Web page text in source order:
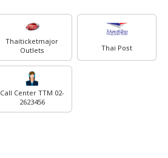
Thaiticketmajor
Outlets
Thai Post
Call Center TTM 02-
2623456